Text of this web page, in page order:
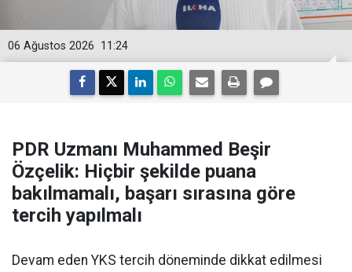
11:24
06 Ağustos 2026
PDR Uzmanı Muhammed Beşir
Özçelik: Hiçbir şekilde puana
bakılmamalı, başarı sırasına göre
tercih yapılmalı
Devam eden YKS tercih döneminde dikkat edilmesi